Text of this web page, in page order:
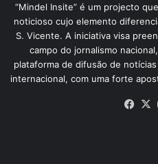
“Mindel Insite” é um projecto
noticioso cujo elemento
S. Vicente. A iniciativa visa
campo do jornalismo
plataforma de difusão de
internacional, com uma forte